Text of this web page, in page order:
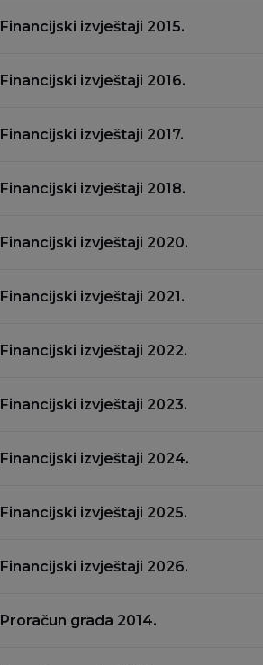
Financijski izvještaji 2015.
Financijski izvještaji 2016.
Financijski izvještaji 2017.
Financijski izvještaji 2018.
Financijski izvještaji 2020.
Financijski izvještaji 2021.
Financijski izvještaji 2022.
Financijski izvještaji 2023.
Financijski izvještaji 2024.
Financijski izvještaji 2025.
Financijski izvještaji 2026.
Proračun grada 2014.